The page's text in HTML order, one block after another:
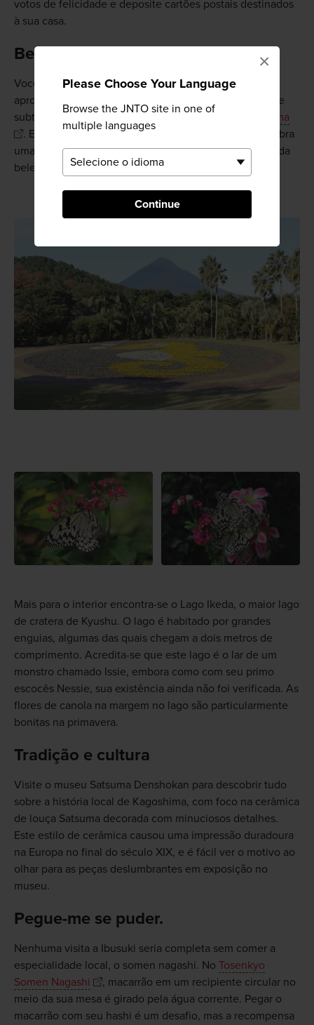
Please Choose Your Language
Browse the JNTO site in one of
multiple languages
Continue
×
votos de felicidade e deposite cartões postais destinados
à sua casa.
Beleza botânica à beira-mar
Você pode encontrar vistas agradáveis da costa e
aproximadamente 2400 espécies de plantas tropicais e
subtropicais e flores no
Parque das Flores de Kagoshima
. Explore o enorme parque de 36,5 hectares e descubra
uma enorme variedade de plantas, enquanto desfruta da
beleza natural do lugar.
Mais para o interior encontra-se o Lago Ikeda, o maior lago
de cratera de Kyushu. O lago é habitado por grandes
enguias, algumas das quais chegam a dois metros de
comprimento. Acredita-se que este lago é o lar de um
monstro chamado Issie, embora como com seu primo
escocês Nessie, sua existência ainda não foi verificada. As
flores de canola na margem no lago são particularmente
bonitas na primavera.
Tradição e cultura
Visite o museu Satsuma Denshokan para descobrir tudo
sobre a história local de Kagoshima, com foco na cerâmica
de louça Satsuma decorada com minuciosos detalhes.
Este estilo de cerâmica causou uma impressão duradoura
na Europa no final do século XIX, e é fácil ver o motivo ao
olhar para as peças deslumbrantes em exposição no
museu.
Pegue-me se puder.
Nenhuma visita a Ibusuki seria completa sem comer a
especialidade local, o somen nagashi. No Tosenkyo
Somen Nagashi
, macarrão em um recipiente circular no
meio da sua mesa é girado pela água corrente. Pegar o
macarrão com seu hashi é um desafio, mas a recompensa